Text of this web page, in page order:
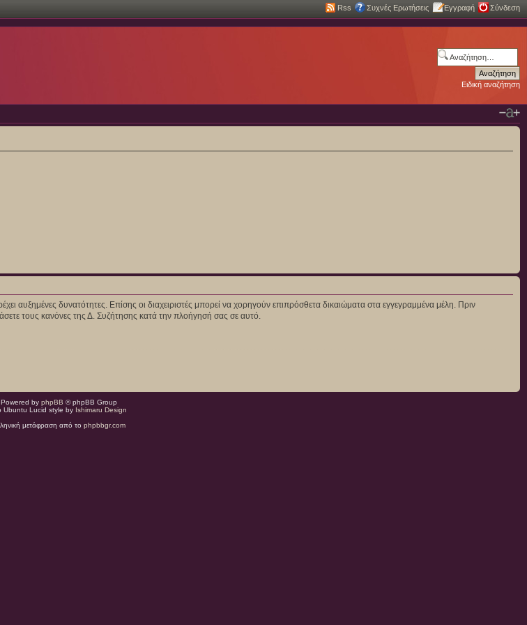
Rss Συχνές Ερωτήσεις Εγγραφή Σύνδεση
Ειδική αναζήτηση
αυξημένες δυνατότητες. Επίσης οι διαχειριστές μπορεί να χορηγούν επιπρόσθετα δικαιώματα στα εγγεγραμμένα μέλη. Πριν
τους κανόνες της Δ. Συζήτησης κατά την πλοήγησή σας σε αυτό.
Powered by phpBB © phpBB Group
Ubuntu Lucid style by Ishimaru Design
μετάφραση από το phpbbgr.com